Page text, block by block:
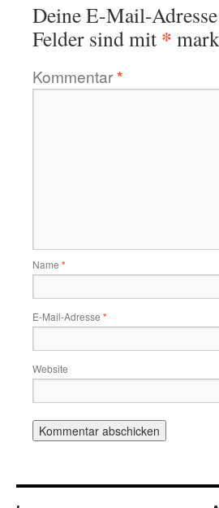
Deine E-Mail-
Felder sind mit *
Kommentar*
Name *
E-Mail-Adresse *
Website